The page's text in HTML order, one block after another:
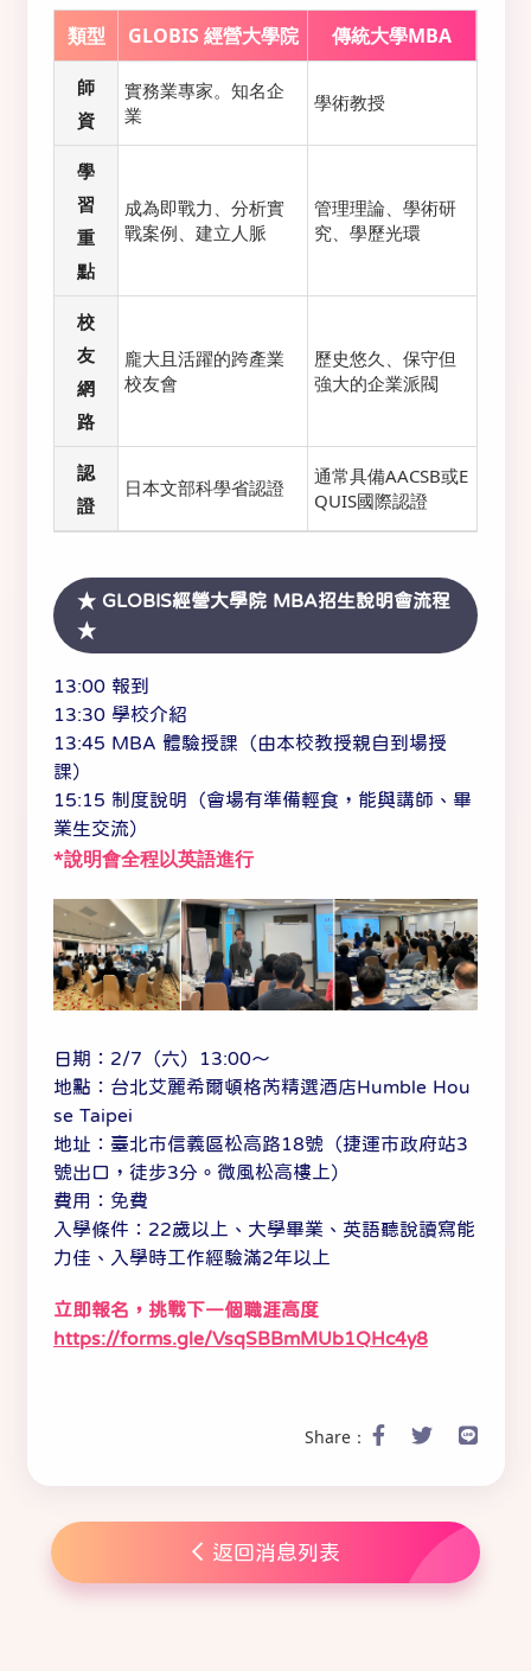
類型 GLOBIS 經營大學院 傳統大學MBA
師
資
實務業專家。知名企
業
學術教授
學
習
重
點
成為即戰力、分析實
戰案例、建立人脈
管理理論、學術研
究、學歷光環
校
友
網
路
龐大且活躍的跨產業
校友會
歷史悠久、保守但
強大的企業派閥
認
證
日本文部科學省認證
通常具備AACSB或E
QUIS國際認證
★ GLOBIS經營大學院 MBA招生說明會流程
★
13:00 報到
13:30 學校介紹
13:45 MBA 體驗授課（由本校教授親自到場授
課）
15:15 制度說明（會場有準備輕食，能與講師、畢
業生交流）
*說明會全程以英語進行
日期：2/7（六）13:00～
地點：台北艾麗希爾頓格芮精選酒店Humble Hou
se Taipei
地址：臺北市信義區松高路18號（捷運市政府站3
號出口，徒步3分。微風松高樓上）
費用：免費
入學條件：22歲以上、大學畢業、英語聽說讀寫能
力佳、入學時工作經驗滿2年以上
立即報名，挑戰下一個職涯高度
https://forms.gle/VsqSBBmMUb1QHc4y8
Share：
返回消息列表